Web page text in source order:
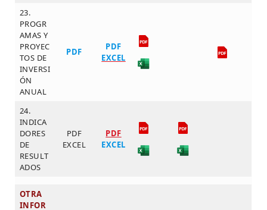
23.
PROGR
AMAS Y
PROYEC
TOS DE
INVERSI
ÓN
ANUAL
PDF
PDF
EXCEL
24.
INDICA
DORES
DE
RESULT
ADOS
PDF
EXCEL
PDF
EXCEL
OTRA
INFOR